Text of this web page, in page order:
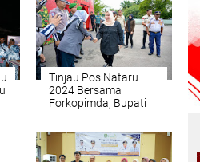
Tinjau Pos Nataru
2024 Bersama
Forkopimda, Bupati
Lancar